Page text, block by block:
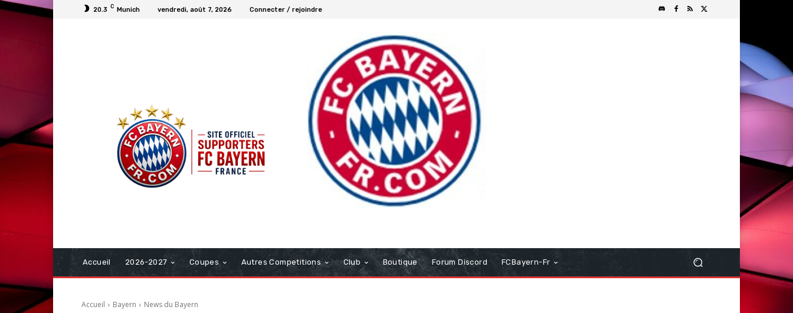
20.3 C Munich vendredi, août 7, 2026 Connecter / rejoindre
Accueil 2026-2027 Coupes Autres Competitions Club Boutique Forum Discord FCBayern-Fr
Accueil Bayern News du Bayern